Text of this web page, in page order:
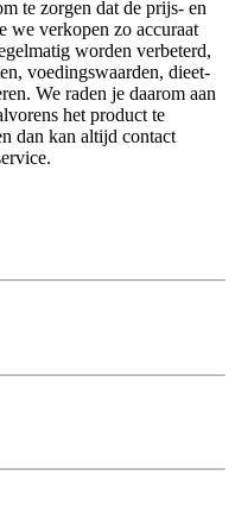
te zorgen dat de prijs- en
we verkopen zo accuraat
worden verbeterd,
voedingswaarden, dieet-
We raden je daarom aan
het product te
dan kan altijd contact